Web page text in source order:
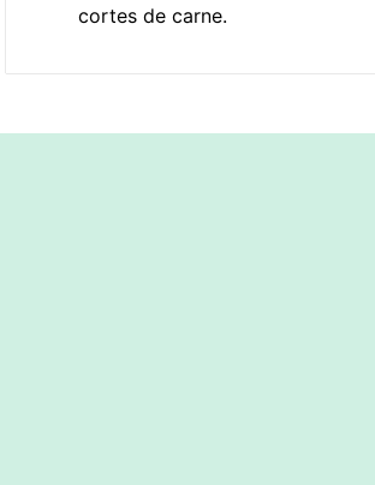
cortes de carne.